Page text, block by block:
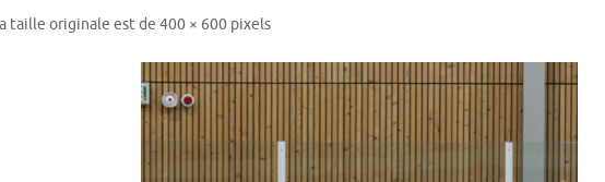
taille originale est de400 × 600 pixels